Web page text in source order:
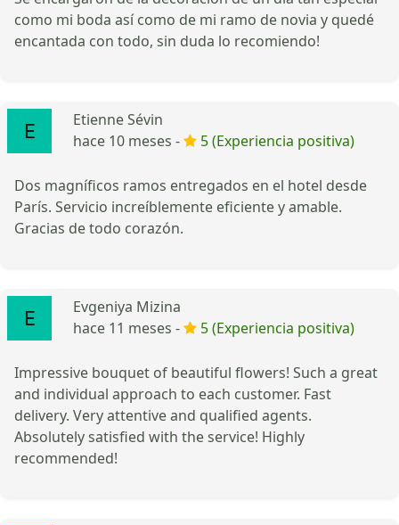
como mi boda así como de mi ramo de novia y quedé
encantada con todo, sin duda lo recomiendo!
Etienne Sévin
hace 10 meses -
5 (Experiencia positiva)
Dos magníficos ramos entregados en el hotel desde
París. Servicio increíblemente eficiente y amable.
Gracias de todo corazón.
Evgeniya Mizina
hace 11 meses -
5 (Experiencia positiva)
Impressive bouquet of beautiful flowers! Such a great
and individual approach to each customer. Fast
delivery. Very attentive and qualified agents.
Absolutely satisfied with the service! Highly
recommended!